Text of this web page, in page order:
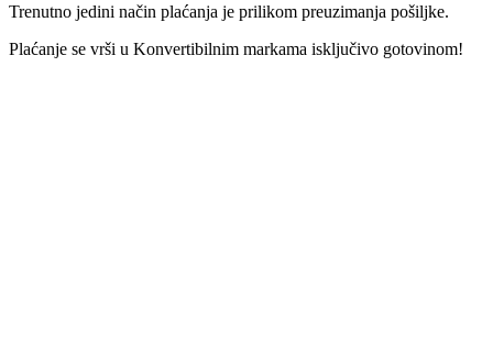
Trenutno jedini način plaćanja je prilikom preuzimanja pošiljke.
Plaćanje se vrši u Konvertibilnim markama isključivo gotovinom!